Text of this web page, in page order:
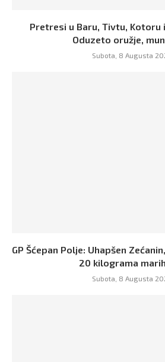
Pretresi u Baru, Tivtu, Kotoru
Oduzeto oružje,
Subota, 8 Augusta
GP Šćepan Polje: Uhapšen
20 kilograma
Subota, 8 Augusta